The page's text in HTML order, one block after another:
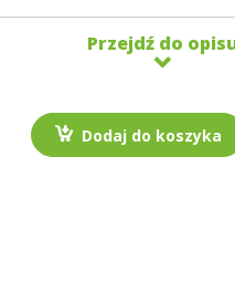
Przejdź do
Dodaj do koszyka